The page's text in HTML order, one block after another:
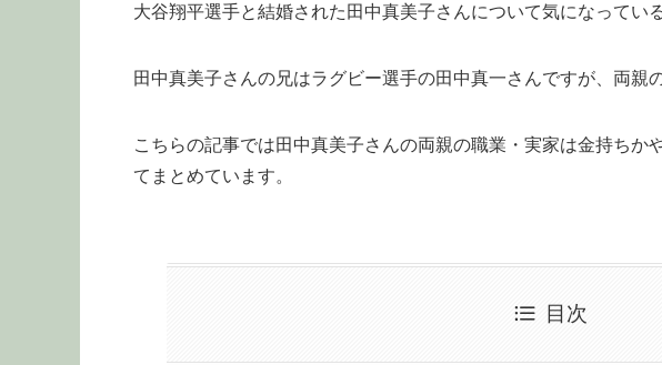
大谷翔平選手と結婚された田中真美子さんについて気になってい
田中真美子さんの兄はラグビー選手の田中真一さんですが、両親
こちらの記事では田中真美子さんの両親の職業・実家は金持ちか
てまとめています。
目次